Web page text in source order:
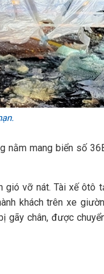
mang biển số
vỡ nát. Tài xế ôtô
khách trên xe
chân, được